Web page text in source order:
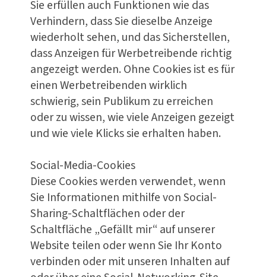
Sie erfüllen auch Funktionen wie das
Verhindern, dass Sie dieselbe Anzeige
wiederholt sehen, und das Sicherstellen,
dass Anzeigen für Werbetreibende richtig
angezeigt werden. Ohne Cookies ist es für
einen Werbetreibenden wirklich
schwierig, sein Publikum zu erreichen
oder zu wissen, wie viele Anzeigen gezeigt
und wie viele Klicks sie erhalten haben.
Social-Media-Cookies
Diese Cookies werden verwendet, wenn
Sie Informationen mithilfe von Social-
Sharing-Schaltflächen oder der
Schaltfläche „Gefällt mir“ auf unserer
Website teilen oder wenn Sie Ihr Konto
verbinden oder mit unseren Inhalten auf